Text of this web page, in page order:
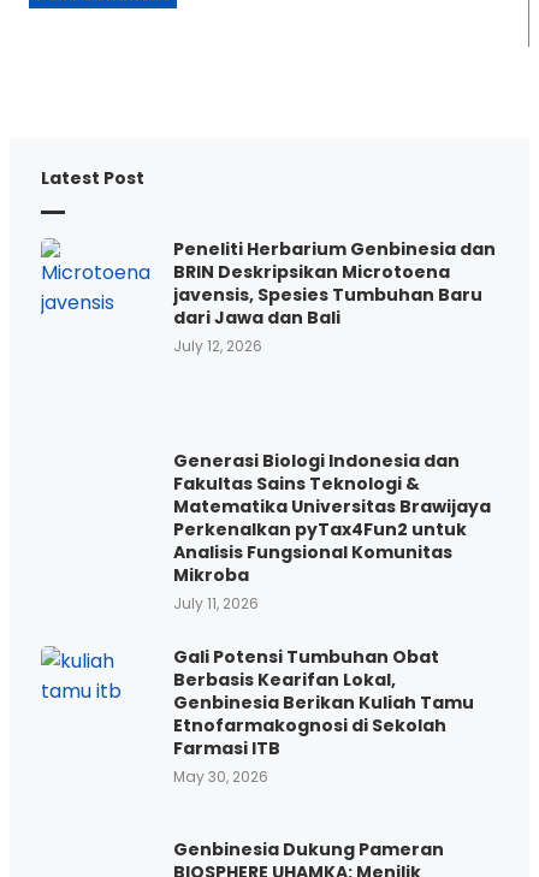
Latest Post
Peneliti Herbarium Genbinesia dan
BRIN Deskripsikan Microtoena
javensis, Spesies Tumbuhan Baru
dari Jawa dan Bali
July 12, 2026
Generasi Biologi Indonesia dan
Fakultas Sains Teknologi &
Matematika Universitas Brawijaya
Perkenalkan pyTax4Fun2 untuk
Analisis Fungsional Komunitas
Mikroba
July 11, 2026
Gali Potensi Tumbuhan Obat
Berbasis Kearifan Lokal,
Genbinesia Berikan Kuliah Tamu
Etnofarmakognosi di Sekolah
Farmasi ITB
May 30, 2026
Genbinesia Dukung Pameran
BIOSPHERE UHAMKA: Menilik